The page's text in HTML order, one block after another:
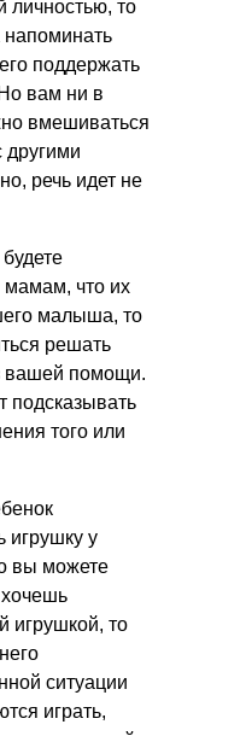
личностью, то
напоминать
поддержать
вам ни в
вмешиваться
другими
речь идет не
мамам, что их
малыша, то
решать
вашей помощи.
подсказывать
того или
игрушку у
вы можете
хочешь
игрушкой, то
ситуации
играть,